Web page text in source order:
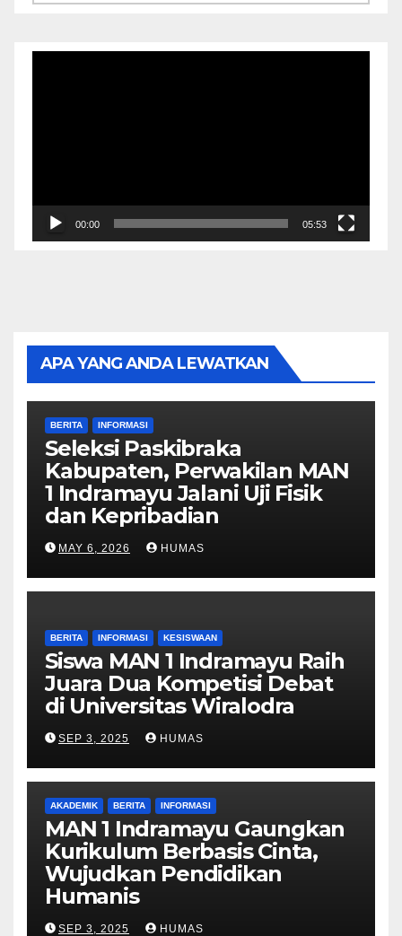
00:00 05:53
APA YANG ANDA LEWATKAN
BERITA INFORMASI
Seleksi Paskibraka
Kabupaten, Perwakilan MAN
1 Indramayu Jalani Uji Fisik
dan Kepribadian
MAY 6, 2026 HUMAS
BERITA INFORMASI KESISWAAN
Siswa MAN 1 Indramayu Raih
Juara Dua Kompetisi Debat
di Universitas Wiralodra
SEP 3, 2025 HUMAS
AKADEMIK BERITA INFORMASI
MAN 1 Indramayu Gaungkan
Kurikulum Berbasis Cinta,
Wujudkan Pendidikan
Humanis
SEP 3, 2025 HUMAS